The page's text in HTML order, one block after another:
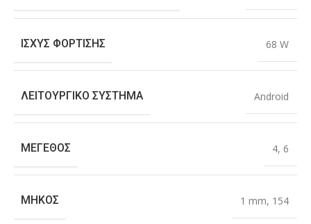
ΙΣΧΎΣ ΦΌΡΤΙΣΗΣ 68 W
ΛΕΙΤΟΥΡΓΙΚΌ ΣΎΣΤΗΜΑ Android
ΜΈΓΕΘΟΣ 4, 6
ΜΉΚΟΣ 1 mm, 154